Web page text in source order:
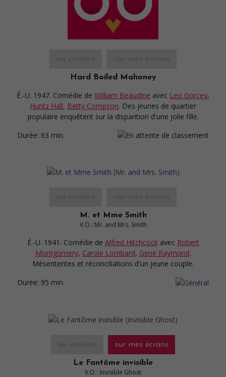
Hard Boiled Mahoney
É.-U. 1947. Comédie de William Beaudine avec Leo Gorcey,
Huntz Hall, Betty Compson. Des jeunes de quartier
populaire enquêtent sur la disparition d'une jolie fille.
Durée: 63 min.
M. et Mme Smith
V.O.: Mr. and Mrs. Smith
É.-U. 1941. Comédie de Alfred Hitchcock avec Robert
Montgomery, Carole Lombard, Gene Raymond.
Mésententes et réconciliations d'un jeune couple.
Durée: 95 min.
sur mes écrans
Le Fantôme invisible
V.O.: Invisible Ghost